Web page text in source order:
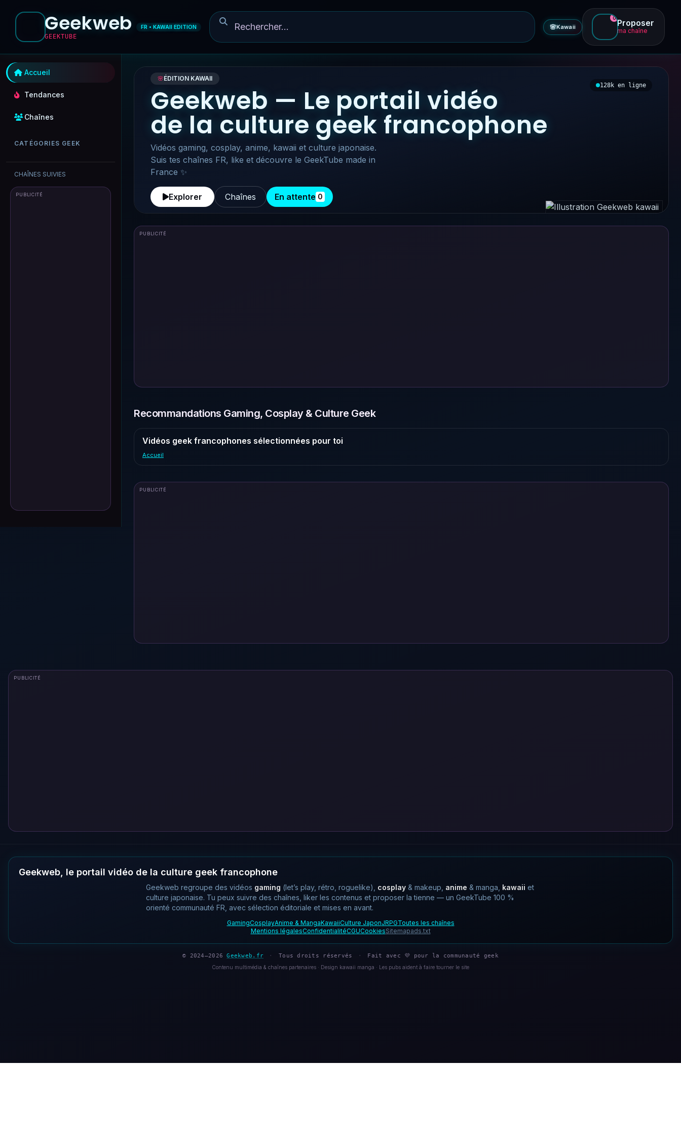
Geekweb
GEEKTUBE
FR • KAWAII EDITION 🌸Kawaii
0 Proposer
ma chaîne
Accueil
Tendances
Chaînes
CATÉGORIES GEEK
CHAÎNES SUIVIES
PUBLICITÉ
🌸ÉDITION KAWAII
Geekweb — Le portail vidéo
de la culture geek francophone
Vidéos gaming, cosplay, anime, kawaii et culture japonaise.
Suis tes chaînes FR, like et découvre le GeekTube made in
France ✨
Explorer Chaînes En attente 0
128k en ligne
PUBLICITÉ
Recommandations Gaming, Cosplay & Culture Geek
Vidéos geek francophones sélectionnées pour toi
Accueil
PUBLICITÉ
PUBLICITÉ
Geekweb, le portail vidéo de la culture geek francophone
Geekweb regroupe des vidéos gaming (let’s play, rétro, roguelike), cosplay & makeup, anime & manga, kawaii et
culture japonaise. Tu peux suivre des chaînes, liker les contenus et proposer la tienne — un GeekTube 100 %
orienté communauté FR, avec sélection éditoriale et mises en avant.
GamingCosplayAnime & MangaKawaiiCulture JaponJRPGToutes les chaînes
Mentions légalesConfidentialitéCGUCookiesSitemapads.txt
© 2024–2026Geekweb.fr · Tous droits réservés · Fait avec 💜 pour la communauté geek
Contenu multimédia & chaînes partenaires · Design kawaii manga · Les pubs aident à faire tourner le site